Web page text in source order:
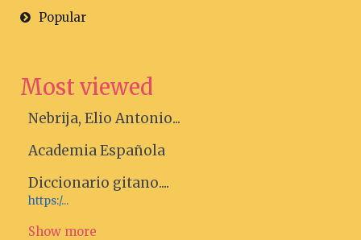
Popular
Most viewed
Nebrija, Elio Antonio...
Academia Española
Diccionario gitano....
https:/...
Show more